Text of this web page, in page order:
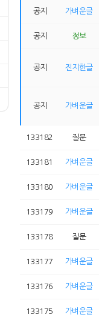
희망과목담기
맞춤법검사
공지 가벼운글
공지 정보
공지 진지한글
공지 가벼운글
133182 질문
133181 가벼운글
133180 가벼운글
133179 가벼운글
133178 질문
133177 가벼운글
133176 가벼운글
133175 가벼운글